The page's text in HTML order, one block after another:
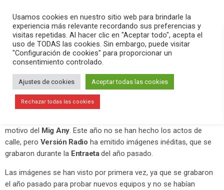
search menu pause PLAY
febrero 6, 2021
Moros y Cristianos reviven el Mig
Any con las imágenes inéditas de
Versión Radio
motivo del Mig Any. Este año no se han hecho los actos de
calle, pero Versión Radio ha emitido imágenes inéditas, que se
grabaron durante la Entraetadel año pasado.
Las imágenes se han visto por primera vez, ya que se grabaron
el año pasado para probar nuevos equipos y no se habían
Usamos cookies en nuestro sitio web para brindarle la
experiencia más relevante recordando sus preferencias y
visitas repetidas. Al hacer clic en "Aceptar todo", acepta el
uso de TODAS las cookies. Sin embargo, puede visitar
"Configuración de cookies" para proporcionar un
consentimiento controlado.
Ajustes de cookies Aceptar todas las cookies
Rechazar todas las cookies